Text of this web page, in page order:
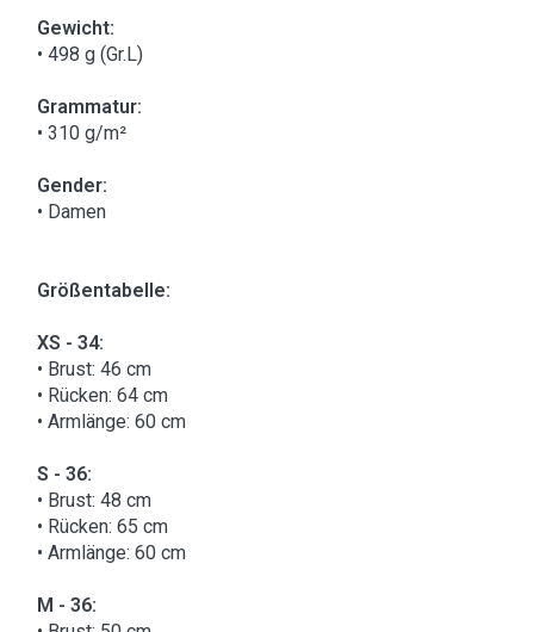
Gewicht:
• 498 g (Gr.L)
Grammatur:
• 310 g/m²
Gender:
• Damen
Größentabelle:
XS - 34:
• Brust: 46 cm
• Rücken: 64 cm
• Armlänge: 60 cm
S - 36:
• Brust: 48 cm
• Rücken: 65 cm
• Armlänge: 60 cm
M - 36: